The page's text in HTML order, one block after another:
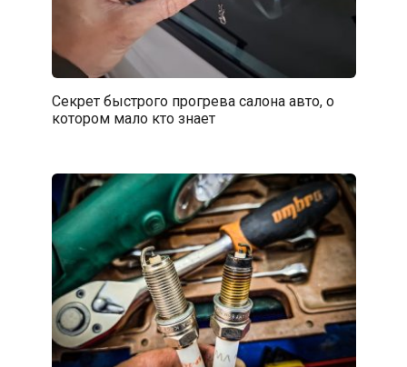
Секрет быстрого прогрева салона авто, о
котором мало кто знает